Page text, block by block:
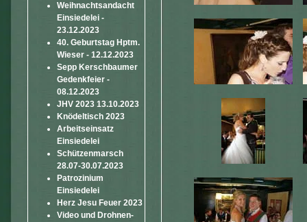
Weihnachtsandacht
Einsiedelei -
23.12.2023
40. Geburtstag Hptm.
Wieser - 12.12.2023
Sepp Kerschbaumer
Gedenkfeier -
08.12.2023
JHV 2023 13.10.2023
Knödeltisch 2023
Arbeitseinsatz
Einsiedelei
Schützenmarsch
28.07-30.07.2023
Patrozinium
Einsiedelei
Herz Jesu Feuer 2023
Video und Drohnen-